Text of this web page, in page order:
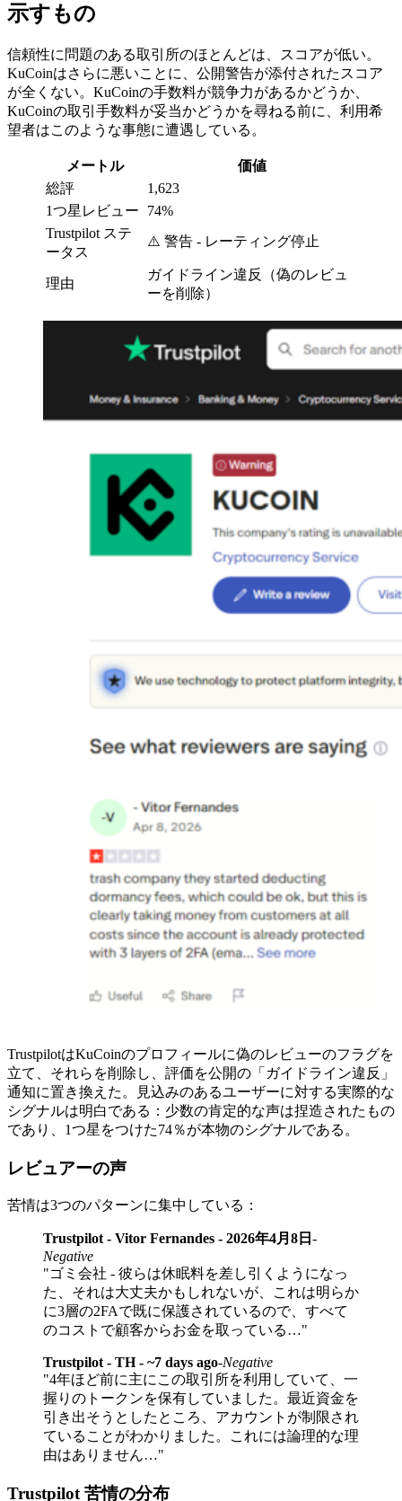
示すもの
信頼性に問題のある取引所のほとんどは、スコアが低い。
KuCoinはさらに悪いことに、公開警告が添付されたスコア
が全くない。KuCoinの手数料が競争力があるかどうか、
KuCoinの取引手数料が妥当かどうかを尋ねる前に、利用希
望者はこのような事態に遭遇している。
メートル
価値
総評
1,623
1つ星レビュー
74%
Trustpilot ステ
ータス
⚠️ 警告 - レーティング停止
理由
ガイドライン違反（偽のレビュ
ーを削除）
TrustpilotはKuCoinのプロフィールに偽のレビューのフラグを
立て、それらを削除し、評価を公開の「ガイドライン違反」
通知に置き換えた。見込みのあるユーザーに対する実際的な
シグナルは明白である：少数の肯定的な声は捏造されたもの
であり、1つ星をつけた74％が本物のシグナルである。
レビュアーの声
苦情は3つのパターンに集中している：
Trustpilot - Vitor Fernandes - 2026年4月8日 -
Negative
"ゴミ会社 - 彼らは休眠料を差し引くようになっ
た、それは大丈夫かもしれないが、これは明らか
に3層の2FAで既に保護されているので、すべて
のコストで顧客からお金を取っている…"
Trustpilot - TH - ~7 days ago-Negative
"4年ほど前に主にこの取引所を利用していて、一
握りのトークンを保有していました。最近資金を
引き出そうとしたところ、アカウントが制限され
ていることがわかりました。これには論理的な理
由はありません…"
Trustpilot 苦情の分布